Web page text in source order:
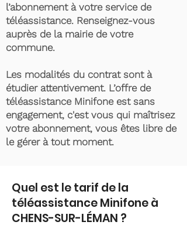
l’abonnement à votre service de
téléassistance. Renseignez-vous
auprès de la mairie de votre
commune.
Les modalités du contrat sont à
étudier attentivement. L’offre de
téléassistance Minifone est sans
engagement, c'est vous qui maîtrisez
votre abonnement, vous êtes libre de
le gérer à tout moment.
Quel est le tarif de la
téléassistance Minifone à
CHENS-SUR-LÉMAN ?